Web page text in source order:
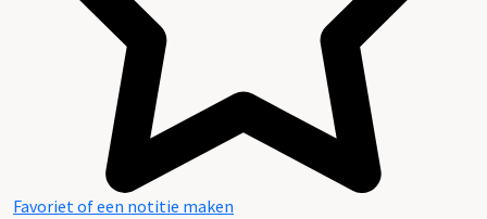
Favoriet of een notitie maken